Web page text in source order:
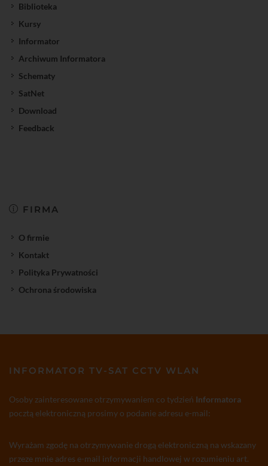
Biblioteka
Kursy
Informator
Archiwum Informatora
Schematy
SatNet
Download
Feedback
FIRMA
O firmie
Kontakt
Polityka Prywatności
Ochrona środowiska
INFORMATOR TV-SAT CCTV WLAN
Osoby zainteresowane otrzymywaniem co tydzień Informatora
pocztą elektroniczną prosimy o podanie adresu e-mail:
Wyrażam zgodę na otrzymywanie drogą elektroniczną na wskazany
przeze mnie adres e-mail informacji handlowej w rozumieniu art.